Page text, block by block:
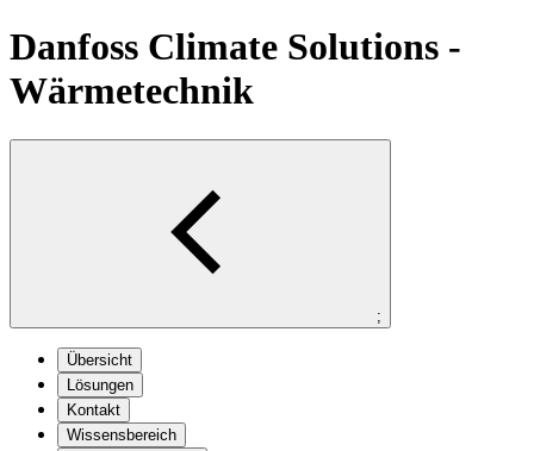
Danfoss Climate Solutions -
Wärmetechnik
;
Übersicht
Lösungen
Kontakt
Wissensbereich